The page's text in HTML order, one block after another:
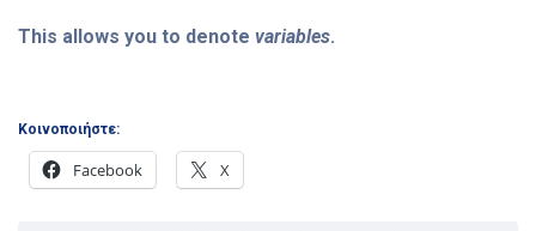
This allows you to denote variables.
Κοινοποιήστε:
Facebook X